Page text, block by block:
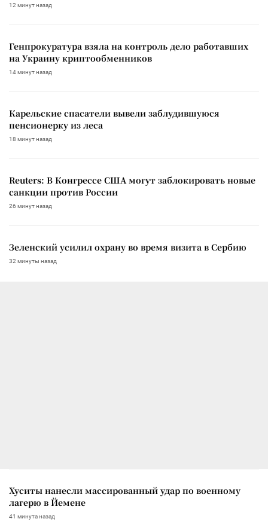
12 минут назад
Генпрокуратура взяла на контроль дело работавших
на Украину криптообменников
14 минут назад
Карельские спасатели вывели заблудившуюся
пенсионерку из леса
18 минут назад
Reuters: В Конгрессе США могут заблокировать новые
санкции против России
26 минут назад
Зеленский усилил охрану во время визита в Сербию
32 минуты назад
Хуситы нанесли массированный удар по военному
лагерю в Йемене
41 минута назад